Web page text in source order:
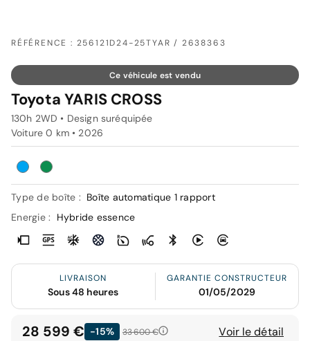
RÉFÉRENCE : 256121D24-25TYAR / 2638363
Ce véhicule est vendu
Toyota YARIS CROSS
130h 2WD • Design suréquipée
Voiture 0 km • 2026
Type de boîte : Boîte automatique 1 rapport
Energie :
Hybride essence
LIVRAISON
Sous 48 heures
GARANTIE CONSTRUCTEUR
01/05/2029
28 599 € -15% 33 600 € Voir le détail